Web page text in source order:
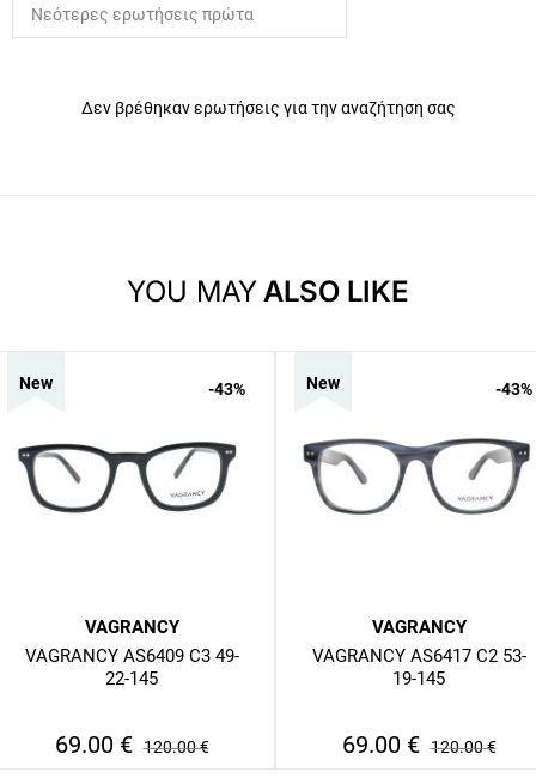
Δεν βρέθηκαν ερωτήσεις για την αναζήτηση σας
YOU MAYALSO LIKE
VAGRANCY
VAGRANCY AS6409 C3 49-
22-145
69.00 € 120.00€
New -43%
VAGRANCY
VAGRANCY AS6417 C2 53-
19-145
69.00 € 120.00€
New -43%